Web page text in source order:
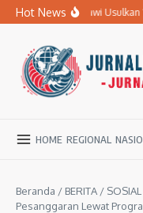
Lewati ke konten
Hot News
Pemkab Ngawi Usulkan
HOME REGIONAL
Beranda / BERITA / SOSIAL
Pesanggaran Lewat